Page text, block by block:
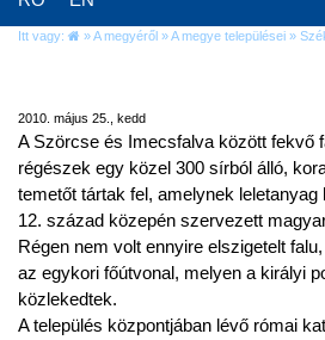
Itt vagy: »A megyéről »A megye települései »
2010. május 25., kedd
A Szörcse és Imecsfalva között fekvő
régészek egy közel 300 sírból álló,
temetőt tártak fel, amelynek
12. század közepén szervezett
Régen nem volt ennyire elszigetelt
az egykori főútvonal, melyen a királyi
közlekedtek.
A település központjában lévő római